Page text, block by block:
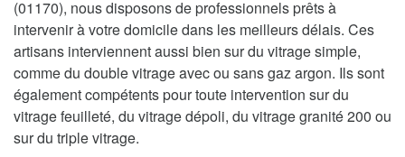
(01170), nous disposons de professionnels prêts à
intervenir à votre domicile dans les meilleurs délais. Ces
artisans interviennent aussi bien sur du vitrage simple,
comme du double vitrage avec ou sans gaz argon. Ils sont
également compétents pour toute intervention sur du
vitrage feuilleté, du vitrage dépoli, du vitrage granité 200 ou
sur du triple vitrage.